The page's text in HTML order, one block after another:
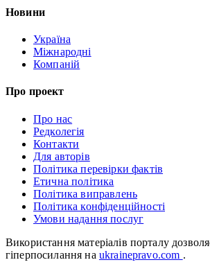
Новини
Україна
Міжнародні
Компаній
Про проект
Про нас
Редколегія
Контакти
Для авторів
Політика перевірки фактів
Етична політика
Політика виправлень
Політика конфіденційності
Умови надання послуг
Використання матеріалів порталу
гіперпосилання на ukrainepravo.com .